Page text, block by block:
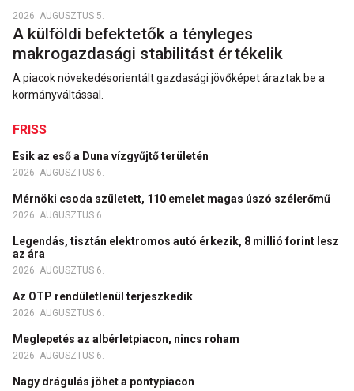
2026. AUGUSZTUS 5.
A külföldi befektetők a tényleges
makrogazdasági stabilitást értékelik
A piacok növekedésorientált gazdasági jövőképet áraztak be a
kormányváltással.
FRISS
Esik az eső a Duna vízgyűjtő területén
2026. AUGUSZTUS 6.
Mérnöki csoda született, 110 emelet magas úszó szélerőmű
2026. AUGUSZTUS 6.
Legendás, tisztán elektromos autó érkezik, 8 millió forint lesz
az ára
2026. AUGUSZTUS 6.
Az OTP rendületlenül terjeszkedik
2026. AUGUSZTUS 6.
Meglepetés az albérletpiacon, nincs roham
2026. AUGUSZTUS 6.
Nagy drágulás jöhet a pontypiacon